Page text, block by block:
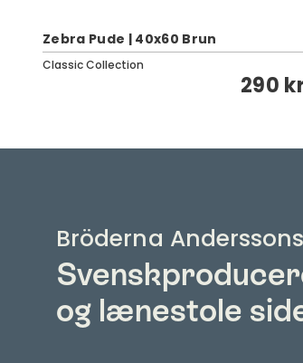
Zebra Pude | 40x60 Brun
Classic Collection
290
Bröderna Anderssons
og lænestole